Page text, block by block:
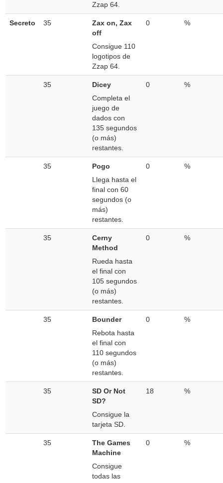
Zzap 64.
Secreto 35
Zax on, Zax
off
Consigue 110
logotipos de
Zzap 64.
0 %
35
Dicey
Completa el
juego de
dados con
135 segundos
(o más)
restantes.
0 %
35
Pogo
Llega hasta el
final con 60
segundos (o
más)
restantes.
0 %
35
Cerny
Method
Rueda hasta
el final con
105 segundos
(o más)
restantes.
0 %
35
Bounder
Rebota hasta
el final con
110 segundos
(o más)
restantes.
0 %
35
SD Or Not
SD?
Consigue la
tarjeta SD.
18 %
35
The Games
Machine
Consigue
todas las
0 %